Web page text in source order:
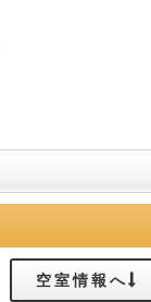
空室情報へ